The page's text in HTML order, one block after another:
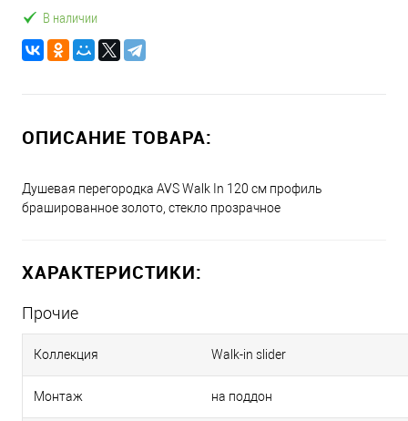
В наличии
ОПИСАНИЕ ТОВАРА:
Душевая перегородка AVS Walk In 120 см профиль
брашированное золото, стекло прозрачное
ХАРАКТЕРИСТИКИ:
Прочие
Коллекция Walk-in slider
Монтаж на поддон